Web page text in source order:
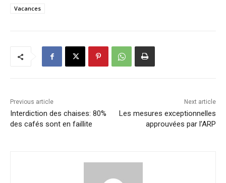
Vacances
Previous article
Interdiction des chaises: 80%
des cafés sont en faillite
Next article
Les mesures exceptionnelles
approuvées par l’ARP